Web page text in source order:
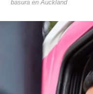
basura en Auckland